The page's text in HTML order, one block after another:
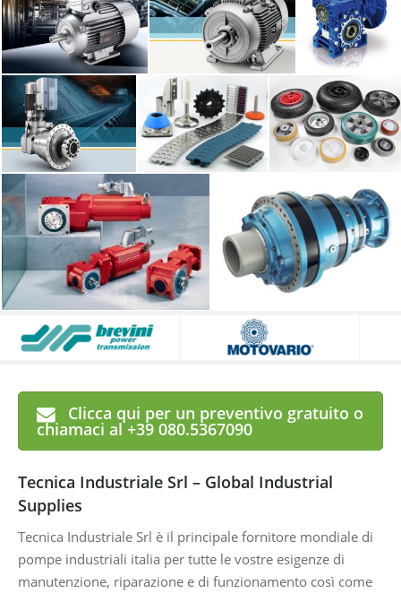
Clicca qui per un preventivo gratuito o
chiamaci al +39 080.5367090
Tecnica Industriale Srl – Global Industrial
Supplies
Tecnica Industriale Srl è il principale fornitore mondiale di
pompe industriali italia per tutte le vostre esigenze di
manutenzione, riparazione e di funzionamento così come